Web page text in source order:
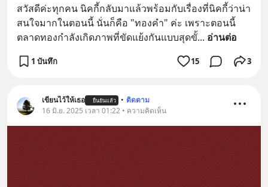
สวัสดีค่ะทุกคน นิคกี้กลับมาแล้วพร้อมกับเรื่องที่นิคกี้ว่าน่า
สนใจมากในตอนนี้ นั่นก็คือ "ทองคำ" ค่ะ เพราะตอนนี้
ตลาดทองกำลังเกิดภาพที่ขัดแย้งกันแบบสุดขั้... อ่านต่อ
1 บันทึก 15 3
เขียนไว้ให้เธอ ยืนยันแล้ว • ติดตาม
16 มิ.ย. 2025 เวลา 01:22 • ความคิดเห็น